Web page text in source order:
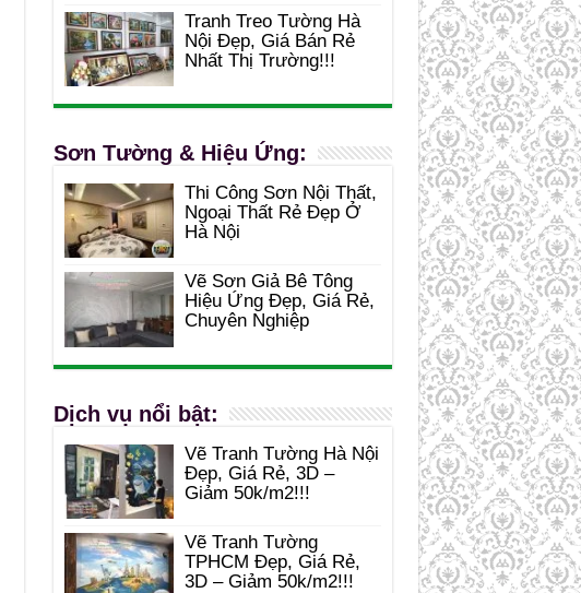
Tranh Treo Tường Hà
Nội Đẹp, Giá Bán Rẻ
Nhất Thị Trường!!!
Sơn Tường & Hiệu Ứng:
Thi Công Sơn Nội Thất,
Ngoại Thất Rẻ Đẹp Ở
Hà Nội
Vẽ Sơn Giả Bê Tông
Hiệu Ứng Đẹp, Giá Rẻ,
Chuyên Nghiệp
Dịch vụ nổi bật:
Vẽ Tranh Tường Hà Nội
Đẹp, Giá Rẻ, 3D –
Giảm 50k/m2!!!
Vẽ Tranh Tường
TPHCM Đẹp, Giá Rẻ,
3D – Giảm 50k/m2!!!